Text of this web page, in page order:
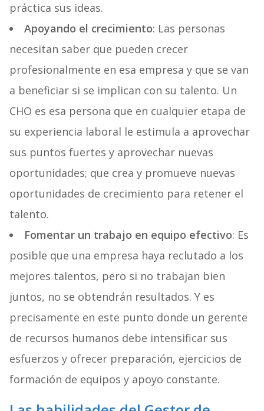
práctica sus ideas.
Apoyando el crecimiento: Las personas
necesitan saber que pueden crecer
profesionalmente en esa empresa y que se van
a beneficiar si se implican con su talento. Un
CHO es esa persona que en cualquier etapa de
su experiencia laboral le estimula a aprovechar
sus puntos fuertes y aprovechar nuevas
oportunidades; que crea y promueve nuevas
oportunidades de crecimiento para retener el
talento.
Fomentar un trabajo en equipo efectivo: Es
posible que una empresa haya reclutado a los
mejores talentos, pero si no trabajan bien
juntos, no se obtendrán resultados. Y es
precisamente en este punto donde un gerente
de recursos humanos debe intensificar sus
esfuerzos y ofrecer preparación, ejercicios de
formación de equipos y apoyo constante.